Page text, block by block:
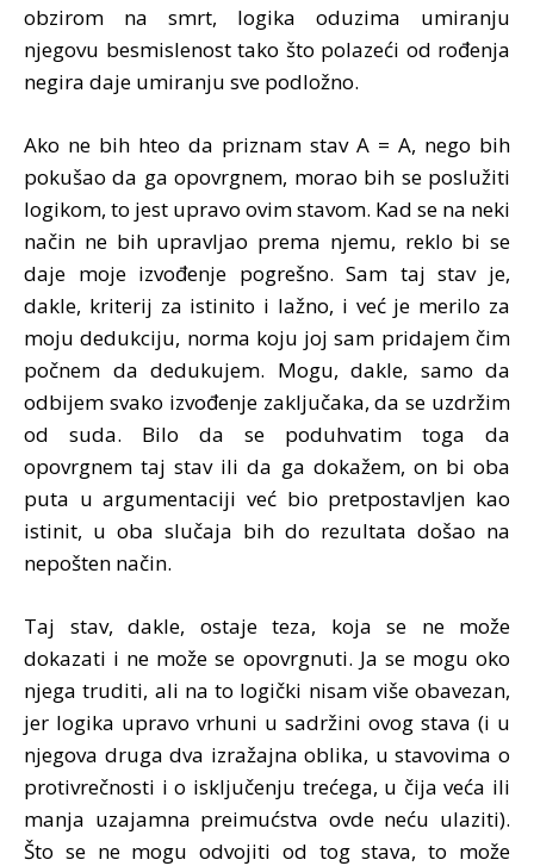
obzirom na smrt, logika oduzima umiranju
njegovu besmislenost tako što polazeći od rođenja
negira daje umiranju sve podložno.
Ako ne bih hteo da priznam stav A = A, nego bih
pokušao da ga opovrgnem, morao bih se poslužiti
logikom, to jest upravo ovim stavom. Kad se na neki
način ne bih upravljao prema njemu, reklo bi se
daje moje izvođenje pogrešno. Sam taj stav je,
dakle, kriterij za istinito i lažno, i već je merilo za
moju dedukciju, norma koju joj sam pridajem čim
počnem da dedukujem. Mogu, dakle, samo da
odbijem svako izvođenje zaključaka, da se uzdržim
od suda. Bilo da se poduhvatim toga da
opovrgnem taj stav ili da ga dokažem, on bi oba
puta u argumentaciji već bio pretpostavljen kao
istinit, u oba slučaja bih do rezultata došao na
nepošten način.
Taj stav, dakle, ostaje teza, koja se ne može
dokazati i ne može se opovrgnuti. Ja se mogu oko
njega truditi, ali na to logički nisam više obavezan,
jer logika upravo vrhuni u sadržini ovog stava (i u
njegova druga dva izražajna oblika, u stavovima o
protivrečnosti i o isključenju trećega, u čija veća ili
manja uzajamna preimućstva ovde neću ulaziti).
Što se ne mogu odvojiti od tog stava, to može